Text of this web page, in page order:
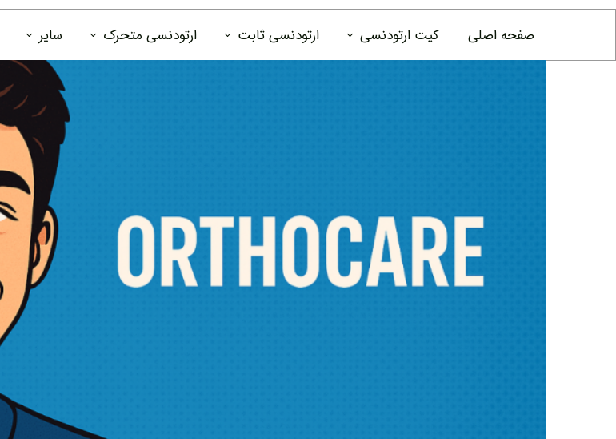
صفحه اصلی کیت ارتودنسی ارتودنسی ثابت
خمیردندان ارتودنسی
ست نظافت ریتینر ثابت
ارتودنسی متحرک
فوم جرمگیر پلاک و سفید کننده دندان
قرص ضد عفونی کننده و جرمگیر
عادت شکن
زیبایی
سایر
دانستنی ها
درباره ما
تماس با ما